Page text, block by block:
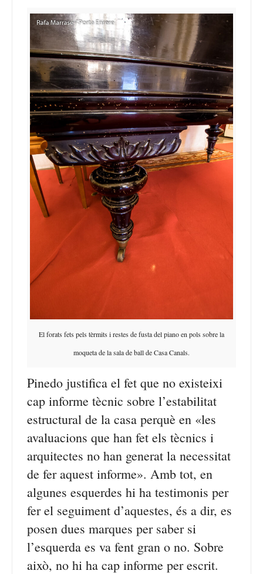
El forats fets pels tèrmits i restes de fusta del piano en pols sobre la
moqueta de la sala de ball de Casa Canals.
Pinedo justifica el fet que no existeixi
cap informe tècnic sobre l’estabilitat
estructural de la casa perquè en «les
avaluacions que han fet els tècnics i
arquitectes no han generat la necessitat
de fer aquest informe». Amb tot, en
algunes esquerdes hi ha testimonis per
fer el seguiment d’aquestes, és a dir, es
posen dues marques per saber si
l’esquerda es va fent gran o no. Sobre
això, no hi ha cap informe per escrit.